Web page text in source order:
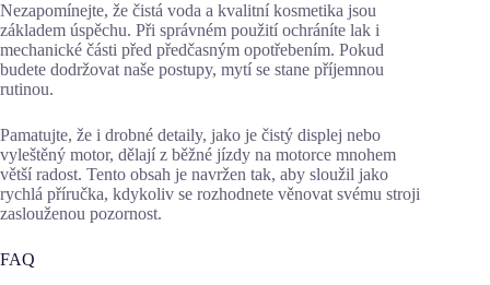
Nezapomínejte, že čistá voda a kvalitní kosmetika jsou
základem úspěchu. Při správném použití ochráníte lak i
mechanické části před předčasným opotřebením. Pokud
budete dodržovat naše postupy, mytí se stane příjemnou
rutinou.
Pamatujte, že i drobné detaily, jako je čistý displej nebo
vyleštěný motor, dělají z běžné jízdy na motorce mnohem
větší radost. Tento obsah je navržen tak, aby sloužil jako
rychlá příručka, kdykoliv se rozhodnete věnovat svému stroji
zaslouženou pozornost.
FAQ